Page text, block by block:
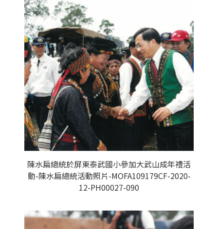
陳水扁總統於屏東泰武國小參加大武山成年禮活
動-陳水扁總統活動照片-MOFA109179CF-2020-
12-PH00027-090